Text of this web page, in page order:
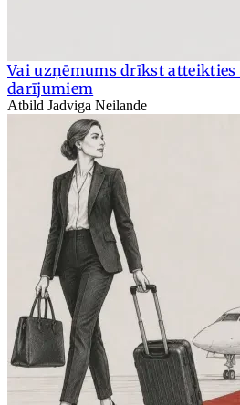
Vai uzņēmums drīkst atteikties
darījumiem
Atbild Jadviga Neilande